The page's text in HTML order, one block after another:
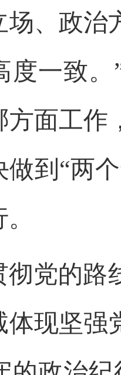
场、政治
度一致
方面工作
做到“两
彻党的路
体现坚强